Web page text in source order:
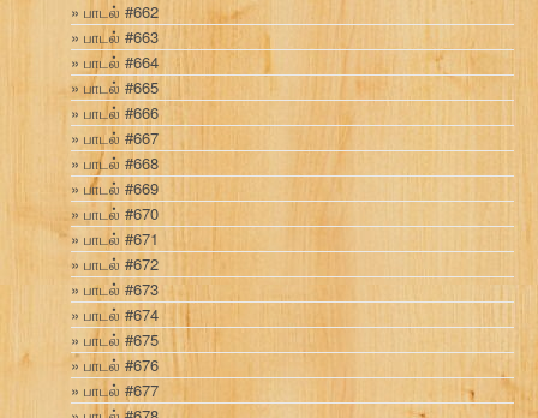
பாடல் #662
பாடல் #663
பாடல் #664
பாடல் #665
பாடல் #666
பாடல் #667
பாடல் #668
பாடல் #669
பாடல் #670
பாடல் #671
பாடல் #672
பாடல் #673
பாடல் #674
பாடல் #675
பாடல் #676
பாடல் #677